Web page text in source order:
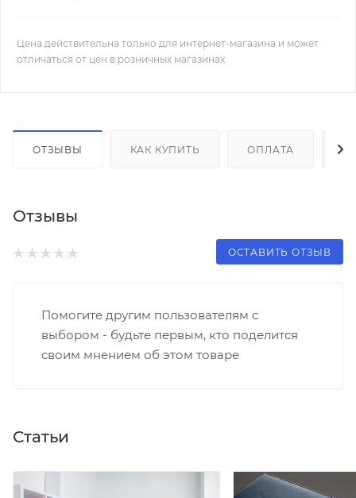
Цена действительна только для интернет-магазина и может
отличаться от цен в розничных магазинах
ОТЗЫВЫ КАК КУПИТЬ ОПЛАТА
Отзывы
ОСТАВИТЬ ОТЗЫВ
Помогите другим пользователям с
выбором - будьте первым, кто поделится
своим мнением об этом товаре
Статьи